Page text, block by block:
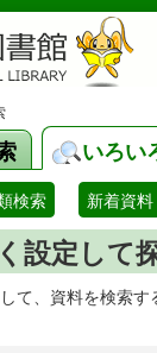
いろい
検索 新着資料
設定して
て、資料を検索す